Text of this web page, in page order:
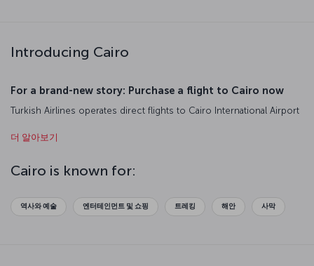
Introducing Cairo
For a brand-new story: Purchase a flight to Cairo now
Turkish Airlines operates direct flights to Cairo International Airport
your trip to Cairo truly memorable. Experience the harmony of
Pyramids of Giza, one of the ancient world wonders. Purchase a
Cairo flight ticket today to explore this centuries-old city.
더 알아보기
Cairo is known for:
역사와 예술 엔터테인먼트 및 쇼핑 트레킹 해안 사막